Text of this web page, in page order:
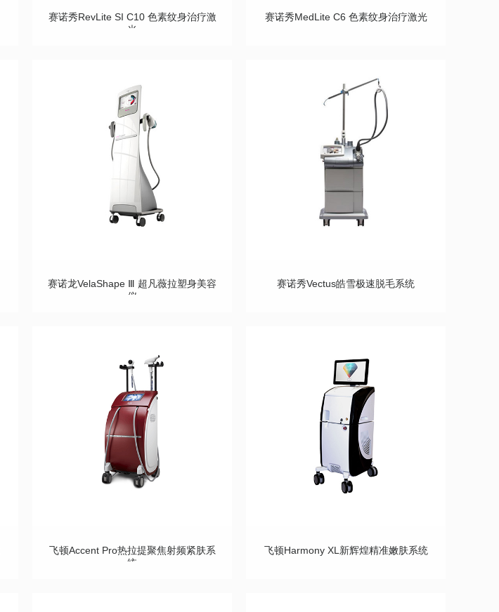
赛诺秀RevLite SI C10 色素纹身治疗激
光
赛诺秀MedLite C6 色素纹身治疗激光
赛诺龙VelaShape Ⅲ 超凡薇拉塑身美容
仪
赛诺秀Vectus皓雪极速脱毛系统
飞顿Accent Pro热拉提聚焦射频紧肤系
统
飞顿Harmony XL新辉煌精准嫩肤系统